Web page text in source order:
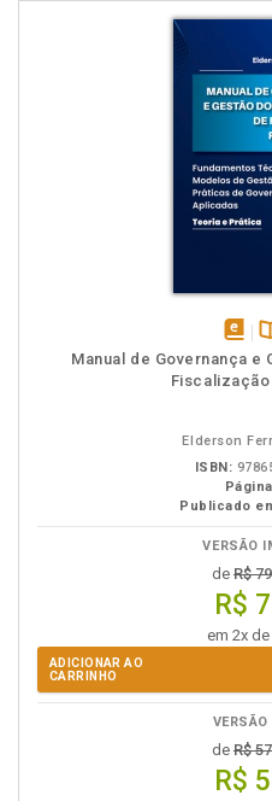
em
Manual de Governança e
Elderson
ISBN:
Publicado
VERSÃO
de R$
R$
em 2x
ADICIONAR AO
CARRINHO
de R$
R$